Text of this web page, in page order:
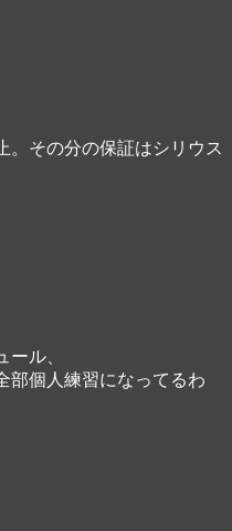
。その分の保証はシリウス
ル、
部個人練習になってるわ